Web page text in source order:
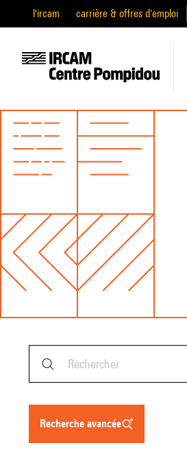
l'ircam carrière & offres d'emploi
recherche avancée